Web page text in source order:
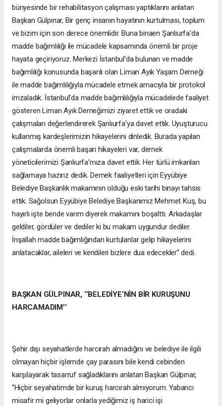
bünyesinde bir rehabilitasyon çalışması yaptıklarını anlatan
Başkan Gülpınar, Bir genç insanın hayatının kurtulması, toplum
ve bizim için son derece önemlidir. Buna binaen Şanlıurfa'da
madde bağımlılığı ile mücadele kapsamında önemli bir proje
hayata geçiriyoruz. Merkezi İstanbul’da bulunan ve madde
bağımlılığı konusunda başarılı olan Liman Ayık Yaşam Derneği
ile madde bağımlılığıyla mücadele etmek amacıyla bir protokol
imzaladık. İstanbul’da madde bağımlılığıyla mücadelede faaliyet
gösteren Liman Ayık Derneğimizi ziyaret ettik ve oradaki
çalışmaları değerlendirerek Şanlıurfa’ya davet ettik. Uyuşturucu
kullanmış kardeşlerimizin hikayelerini dinledik. Burada yapılan
çalışmalarda önemli başarı hikayeleri var, dernek
yöneticilerimizi Şanlıurfa’mıza davet ettik. Her türlü imkanları
sağlamaya hazırız dedik. Dernek faaliyetleri için Eyyübiye
Belediye Başkanlık makamının olduğu eski tarihi binayı tahsis
ettik. Sağolsun Eyyübiye Belediye Başkanımız Mehmet Kuş, bu
hayırlı işte bende varım diyerek makamını boşalttı. Arkadaşlar
geldiler, gördüler ve dediler ki bu makam uygundur dediler.
İnşallah madde bağımlığından kurtulanlar gelip hikayelerini
anlatacaklar, aileleri ve kendileri bizlere dua edecekler’’ dedi.
BAŞKAN GÜLPINAR, ‘’BELEDİYE’NİN BİR KURUŞUNU
HARCAMADIM’’
Şehir dışı seyahatlerde harcırah almadığını ve belediye ile ilgili
olmayan hiçbir işlemde çay parasını bile kendi cebinden
karşılayarak tasarruf sağladıklarını anlatan Başkan Gülpınar,
‘’Hiçbir seyahatimde bir kuruş harcırah almıyorum. Yabancı
misafir mi geliyorlar onlarla yediğimiz iş harici işi